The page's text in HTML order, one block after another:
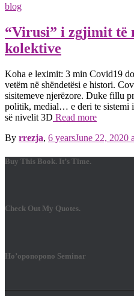
blog
“Virusi” i zgjimit të
kolektive
Koha e leximit: 3 min Covid19
vetëm në shëndetësi e histori.
sisitemeve njerëzore. Duke fillu
politik, medial… e deri te sistemi
së nivelit 3D Read more
By rrezja, 6 yearsJune 22, 2020
Buy This Book. It’s Time.
Check Out My Quotes.
Ho’oponopono Seminar